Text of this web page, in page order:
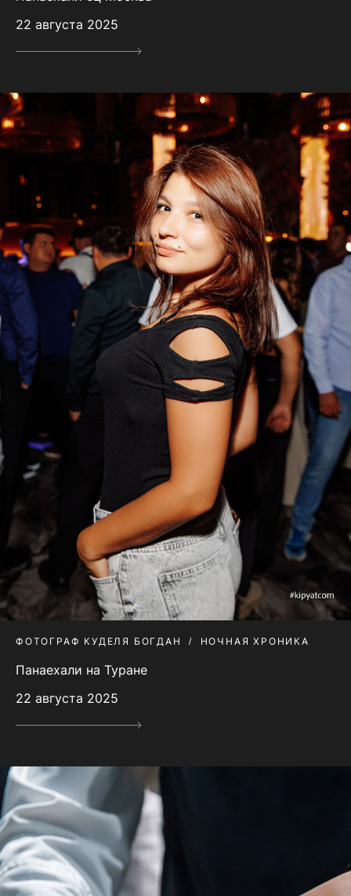
22 августа 2025
ФОТОГРАФ КУДЕЛЯ БОГДАН НОЧНАЯ ХРОНИКА
Панаехали на Туране
22 августа 2025